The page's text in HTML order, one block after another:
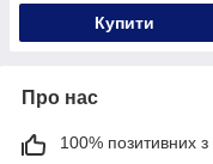
Купити
Про нас
100% позитивних з